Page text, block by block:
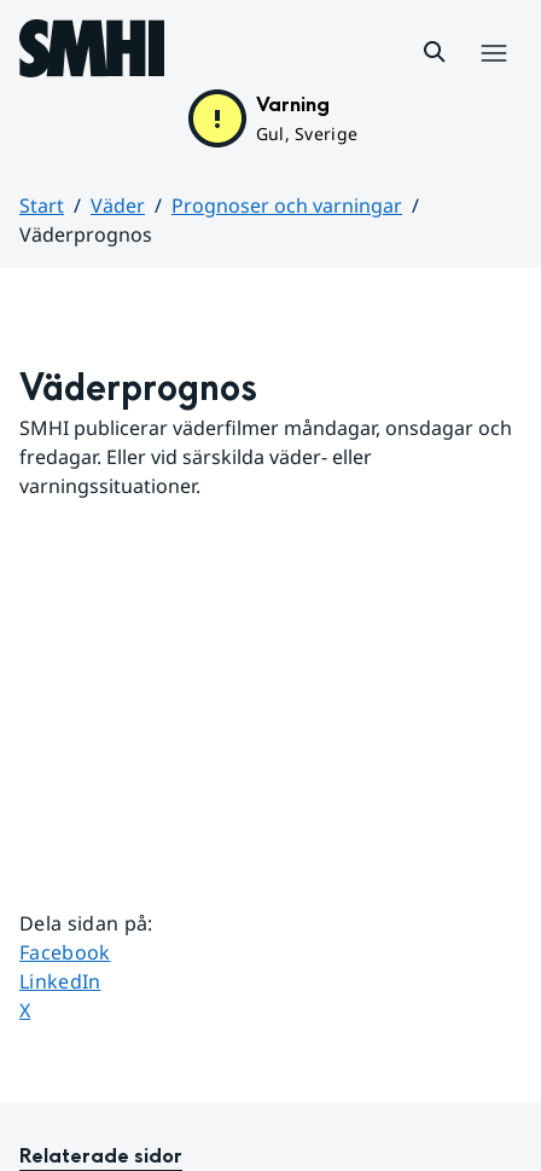
Hoppa till sidans innehåll
Varning
Gul, Sverige
Start Väder
Prognoser och varningar
Väderprognos
Väderprognos
SMHI publicerar väderfilmer måndagar, onsdagar och
fredagar. Eller vid särskilda väder- eller
varningssituationer.
Dela sidan på:
Dela sidan på
Facebook
Dela sidan på
LinkedIn
Dela sidan på
X
Relaterade sidor